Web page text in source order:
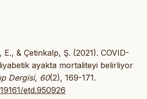
& Çetinkalp, Ş. (2021). COVID-
ayakta mortaliteyi belirliyor
Dergisi, 60(2), 169-171.
etd.950926